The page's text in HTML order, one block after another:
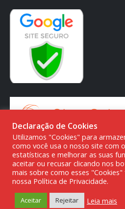
© DMG PARTS COMÉRCIO DE
Declaração de Cookies
Utilizamos "Cookies" para
como você usa o nosso site com
estatísticas e melhorar as suas
aceitar ou recusar clicando nos
mais sobre como esses "Cookies"
nossa Política de Privacidade.
Aceitar Rejeitar Leia mais